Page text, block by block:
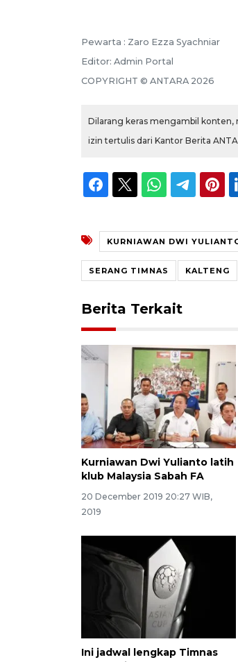
Pewarta : Zaro Ezza Syachniar
Editor: Admin Portal
COPYRIGHT © ANTARA 2026
Dilarang keras mengambil konten,
izin tertulis dari Kantor Berita
KURNIAWAN DWI
SERANG TIMNAS KALTENG
Berita Terkait
Kurniawan Dwi Yulianto latih
klub Malaysia Sabah FA
20 December 2019 20:27 WIB,
2019
Ini jadwal lengkap Timnas